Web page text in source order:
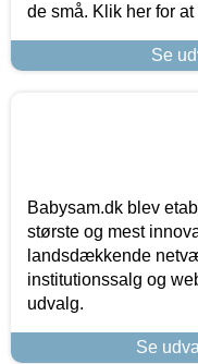
de små. Klik her for
Se
Babysam.dk blev
største og mest
landsdækkende
institutionssalg og
udvalg.
Se